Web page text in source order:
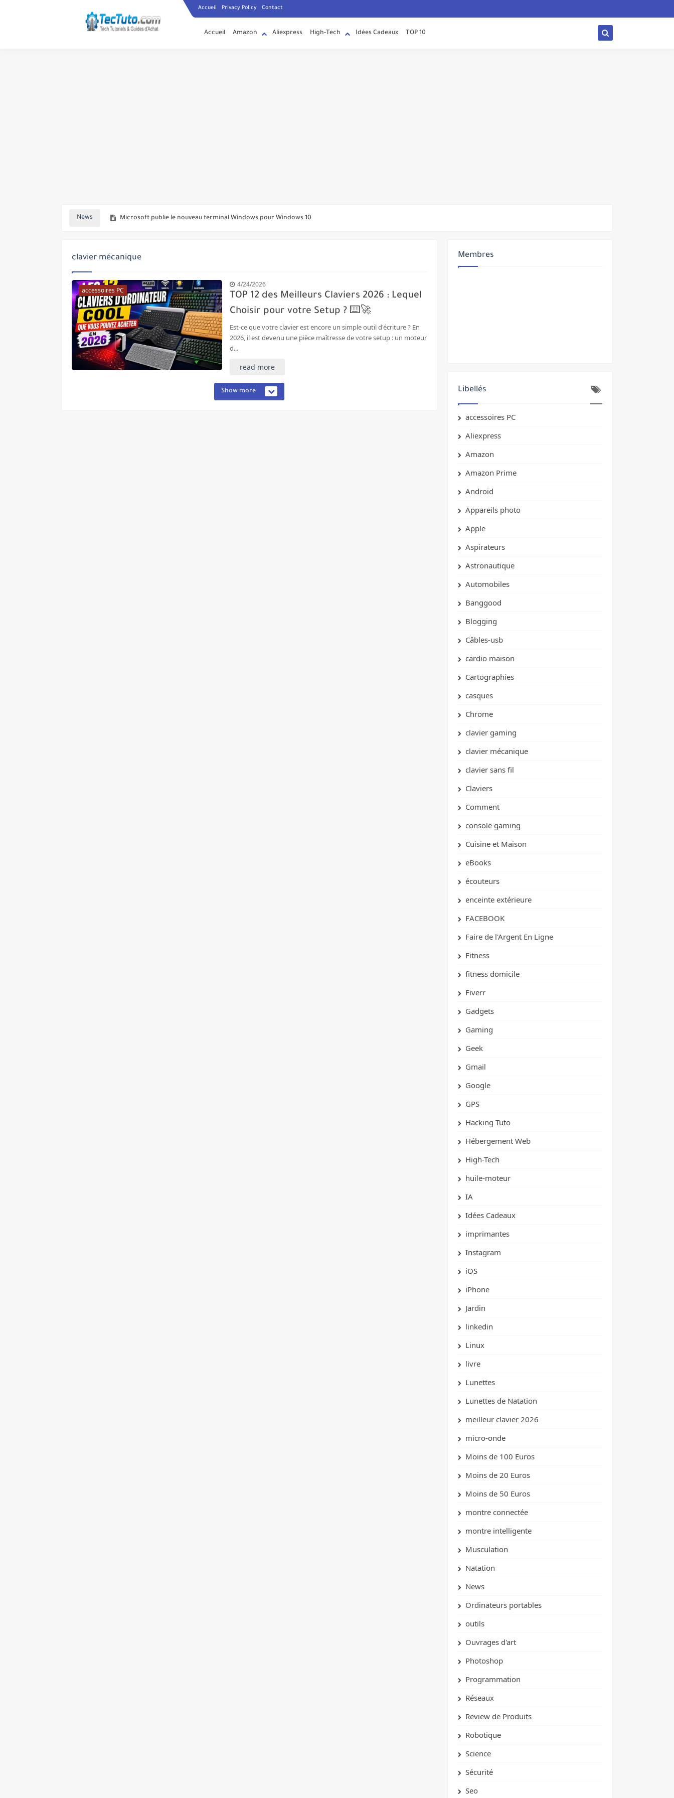
Accueil Privacy Policy Contact
Accueil Amazon Aliexpress High-Tech Idées Cadeaux TOP 10
News Les utilisateurs de Comcast peuvent maintenant changer de chaîne avec des mouvements oculaires
Uber pourrait bientôt vous permettre de marquer les chauffeurs 'favoris'
Apple, Google, Microsoft et d'autres s'opposent à la proposition du Royaume-Uni d'espionner les messages cryptés
Tesla E-Mail met en garde les employés contre la divulgation de secrets commerciaux
Une ancienne star de YouTube condamnée à 10 ans de prison pour pornographie enfantine
Firefox corrige le problème des add-ons
clavier mécanique
accessoires PC
4/24/2026
TOP 12 des Meilleurs Claviers 2026 : Lequel
Choisir pour votre Setup ? ⌨️🚀
Est-ce que votre clavier est encore un simple outil d'écriture ? En
2026, il est devenu une pièce maîtresse de votre setup : un moteur
d...
read more
Show more
Membres
Libellés
accessoires PC
Aliexpress
Amazon
Amazon Prime
Android
Appareils photo
Apple
Aspirateurs
Astronautique
Automobiles
Banggood
Blogging
Câbles-usb
cardio maison
Cartographies
casques
Chrome
clavier gaming
clavier mécanique
clavier sans fil
Claviers
Comment
console gaming
Cuisine et Maison
eBooks
écouteurs
enceinte extérieure
FACEBOOK
Faire de l'Argent En Ligne
Fitness
fitness domicile
Fiverr
Gadgets
Gaming
Geek
Gmail
Google
GPS
Hacking Tuto
Hébergement Web
High-Tech
huile-moteur
IA
Idées Cadeaux
imprimantes
Instagram
iOS
iPhone
Jardin
linkedin
Linux
livre
Lunettes
Lunettes de Natation
meilleur clavier 2026
micro-onde
Moins de 100 Euros
Moins de 20 Euros
Moins de 50 Euros
montre connectée
montre intelligente
Musculation
Natation
News
Ordinateurs portables
outils
Ouvrages d'art
Photoshop
Programmation
Réseaux
Review de Produits
Robotique
Science
Sécurité
Seo